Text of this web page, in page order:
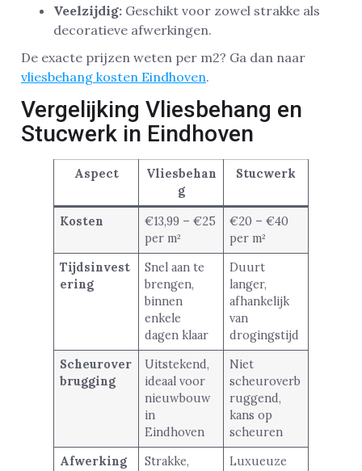
Veelzijdig: Geschikt voor zowel strakke als
decoratieve afwerkingen.
De exacte prijzen weten per m2? Ga dan naar
vliesbehang kosten Eindhoven.
Vergelijking Vliesbehang en
Stucwerk in Eindhoven
Aspect
Vliesbehan
g
Stucwerk
Kosten
€13,99 – €25
per m²
€20 – €40
per m²
Tijdsinvest
ering
Snel aan te
brengen,
binnen
enkele
dagen klaar
Duurt
langer,
afhankelijk
van
drogingstijd
Scheurover
brugging
Uitstekend,
ideaal voor
nieuwbouw
in
Eindhoven
Niet
scheuroverb
ruggend,
kans op
scheuren
Afwerking
Strakke,
Luxueuze